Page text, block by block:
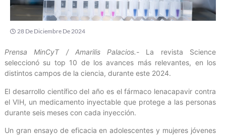
28 De Diciembre De 2024
Prensa MinCyT / Amarilis Palacios.- La revista Science
seleccionó su top 10 de los avances más relevantes, en los
distintos campos de la ciencia, durante este 2024.
El desarrollo científico del año es el fármaco lenacapavir contra
el VIH, un medicamento inyectable que protege a las personas
durante seis meses con cada inyección.
Un gran ensayo de eficacia en adolescentes y mujeres jóvenes